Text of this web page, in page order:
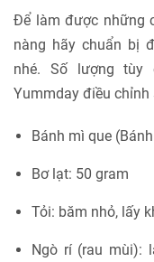
Để làm được những
nàng hãy chuẩn bị
nhé. Số lượng tùy
Yummday điều
Bánh mì que
Bơ lạt: 50 gram
Tỏi: băm nhỏ, lấy
Ngò rí (rau mùi):